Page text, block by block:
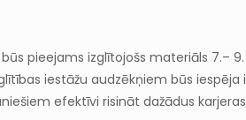
pieejams izglītojošs materiāls 7.–
iestāžu audzēkņiem būs
efektīvi risināt dažādus